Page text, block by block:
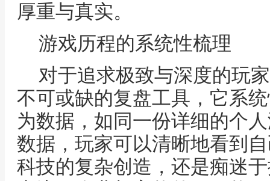
厚重与真实。
游戏历程的系统性梳理
对于追求极致与深度的玩
不可或缺的复盘工具，它系
为数据，如同一份详细的个
数据，玩家可以清晰地看到
科技的复杂创造，还是痴迷